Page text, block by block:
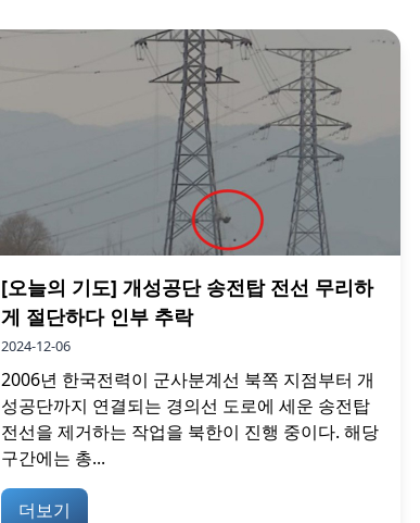
[오늘의 기도] 개성공단 송전탑 전선 무리하
게 절단하다 인부 추락
2024-12-06
2006년 한국전력이 군사분계선 북쪽 지점부터 개
성공단까지 연결되는 경의선 도로에 세운 송전탑
전선을 제거하는 작업을 북한이 진행 중이다. 해당
구간에는 총...
더보기